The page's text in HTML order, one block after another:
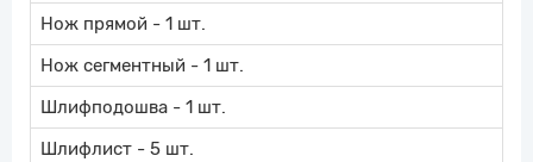
Нож прямой - 1 шт.
Нож сегментный - 1 шт.
Шлифподошва - 1 шт.
Шлифлист - 5 шт.